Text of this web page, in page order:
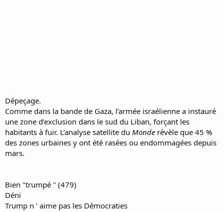
Dépeçage.
Comme dans la bande de Gaza, l’armée israélienne a instauré
une zone d’exclusion dans le sud du Liban, forçant les
habitants à fuir. L’analyse satellite du Monde révèle que 45 %
des zones urbaines y ont été rasées ou endommagées depuis
mars.
Bien "trumpé " (479)
Déni
Trump n ’ aime pas les Démocraties